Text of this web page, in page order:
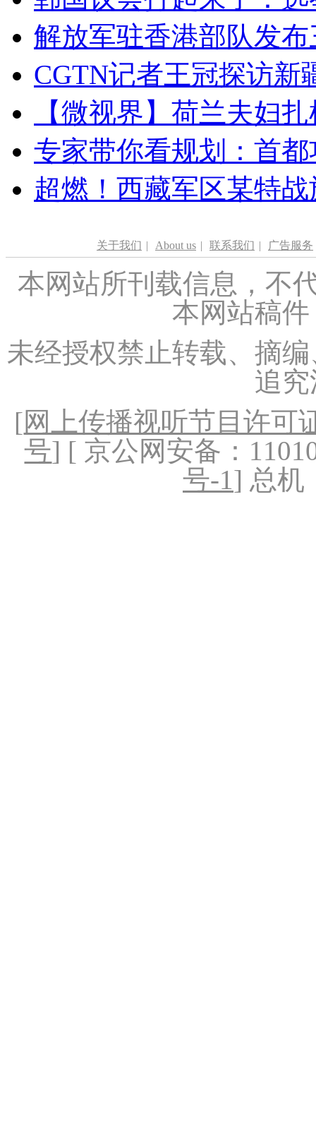
解放军驻香港部队发
CGTN记者王冠探访新
【微视界】荷兰夫妇
专家带你看规划：首
超燃！西藏军区某特
关于我们 | About us | 联系我们 | 广告服务
本网站所刊载信息，不
本网站稿
未经授权禁止转载、摘
追
[网上传播视听节目许可
号] [ 京公网安备：
号-1] 总机